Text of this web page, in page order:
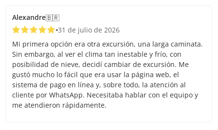
Alexandre🇧🇷
31 de julio de 2026
Mi primera opción era otra excursión, una larga caminata.
Sin embargo, al ver el clima tan inestable y frío, con
posibilidad de nieve, decidí cambiar de excursión. Me
gustó mucho lo fácil que era usar la página web, el
sistema de pago en línea y, sobre todo, la atención al
cliente por WhatsApp. Necesitaba hablar con el equipo y
me atendieron rápidamente.